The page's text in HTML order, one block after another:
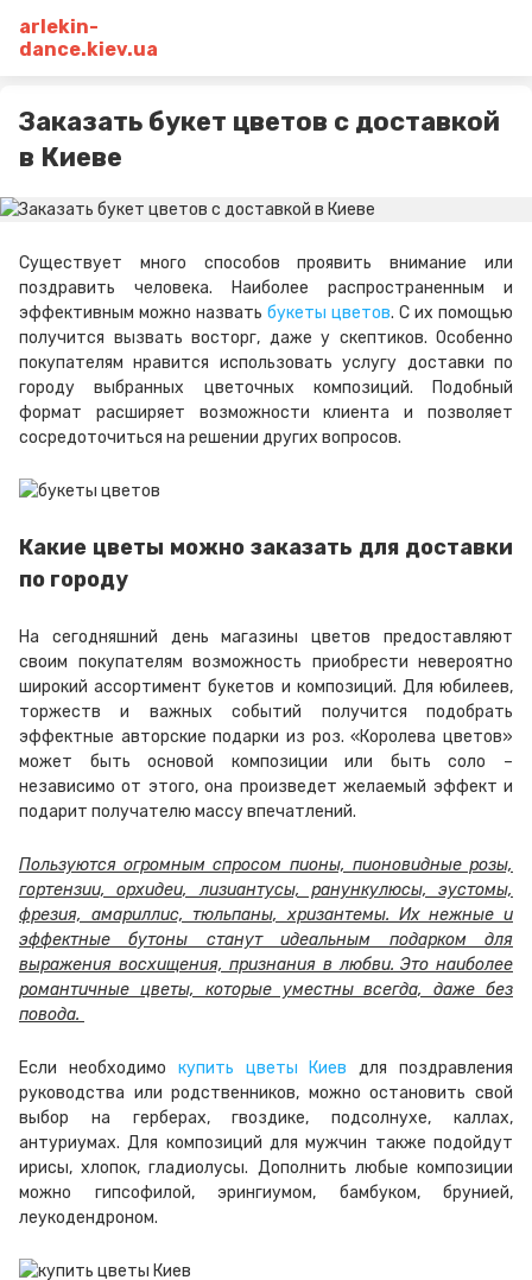
arlekin-
dance.kiev.ua
Заказать букет цветов с доставкой
в Киеве
Существует много способов проявить внимание или
поздравить человека. Наиболее распространенным и
эффективным можно назвать букеты цветов. С их помощью
получится вызвать восторг, даже у скептиков. Особенно
покупателям нравится использовать услугу доставки по
городу выбранных цветочных композиций. Подобный
формат расширяет возможности клиента и позволяет
сосредоточиться на решении других вопросов.
Какие цветы можно заказать для доставки
по городу
На сегодняшний день магазины цветов предоставляют
своим покупателям возможность приобрести невероятно
широкий ассортимент букетов и композиций. Для юбилеев,
торжеств и важных событий получится подобрать
эффектные авторские подарки из роз. «Королева цветов»
может быть основой композиции или быть соло –
независимо от этого, она произведет желаемый эффект и
подарит получателю массу впечатлений.
Пользуются огромным спросом пионы, пионовидные розы,
гортензии, орхидеи, лизиантусы, ранункулюсы, эустомы,
фрезия, амариллис, тюльпаны, хризантемы. Их нежные и
эффектные бутоны станут идеальным подарком для
выражения восхищения, признания в любви. Это наиболее
романтичные цветы, которые уместны всегда, даже без
повода.
Если необходимо купить цветы Киев для поздравления
руководства или родственников, можно остановить свой
выбор на герберах, гвоздике, подсолнухе, каллах,
антуриумах. Для композиций для мужчин также подойдут
ирисы, хлопок, гладиолусы. Дополнить любые композиции
можно гипсофилой, эрингиумом, бамбуком, брунией,
леукодендроном.